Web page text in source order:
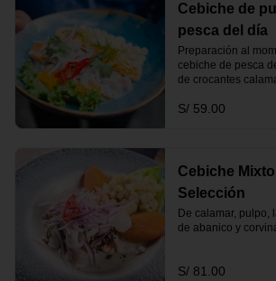
Cebiche de
pesca del día
Preparación al
cebiche de pesca
de crocantes
S/ 59.00
Cebiche
Selección
De calamar, pulpo,
de abanico y
S/ 81.00